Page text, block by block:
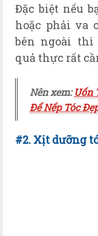
Đặc biệt nếu
hoặc phải va
bên ngoài thì
quả thực rất
Nên xem:Uốn
Để Nếp Tóc
#2. Xịt dưỡng